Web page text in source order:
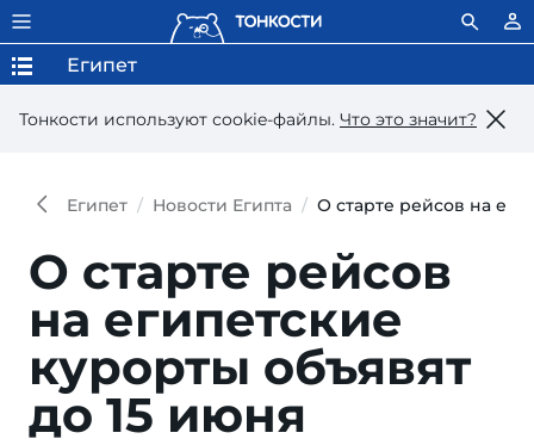
Тонкости используют сookie-файлы. Что это значит?
Египет
Египет Новости Египта О старте рейсов на
О старте рейсов
на египетские
курорты объявят
до 15 июня